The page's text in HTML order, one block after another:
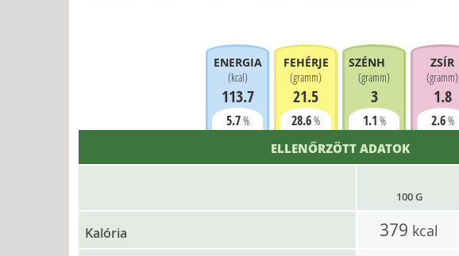
ENERGIA
(kcal)
113.7
5.7%
FEHÉRJE
(gramm)
21.5
28.6%
SZÉNHIDRÁT
(gramm)
3
1.1 %
ZSÍR
(gramm)
1.8
2.6%
ELLENŐRZÖTT ADATOK
100 G
Kalória 379 kcal